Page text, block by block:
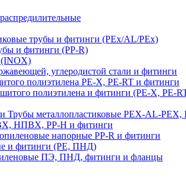
трубы и фитинги (PEx/AL/PEx)
и фитинги (PP-R)
(INOX)
углеродистой стали и фитинги
полиэтилена PE-X, PE-RT и фитинги
полиэтилена и фитинги (PE-X, PE-
Трубы металлопластиковые PEX-AL-
НПВХ, PP-H и фитинги
напорные PP-R и фитинги
и фитинги (PE, ПНД)
ПЭ, ПНД, фитинги и фланцы